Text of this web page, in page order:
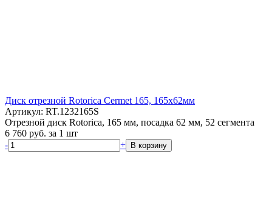
Диск отрезной Rotorica Cermet 165, 165x62мм
Артикул: RT.1232165S
Отрезной диск Rotorica, 165 мм, посадка 62 мм, 52 сегмента
6 760 руб. за 1 шт
-
+ В корзину